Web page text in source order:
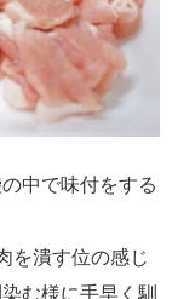
中で味付をする
を潰す位の感じ
む様に手早く馴